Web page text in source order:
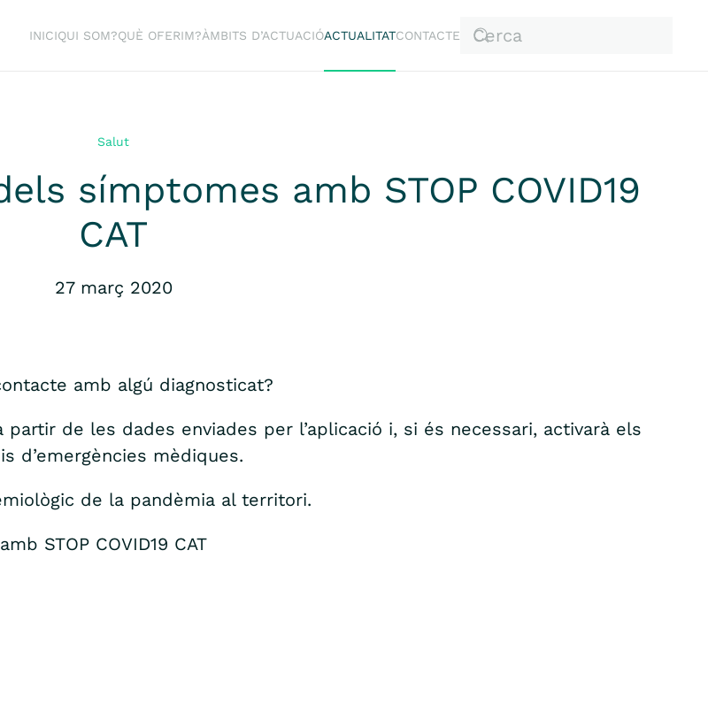
INICIQUI SOM?QUÈ OFERIM?ÀMBITS D’ACTUACIÓACTUALITATCONTACTE
Salut
símptomes amb STOP COVID19
CAT
27 març 2020
amb algú diagnosticat?
de les dades enviades per l’aplicació i, si és necessari, activarà els
d’emergències mèdiques.
de la pandèmia al territori.
STOP COVID19 CAT